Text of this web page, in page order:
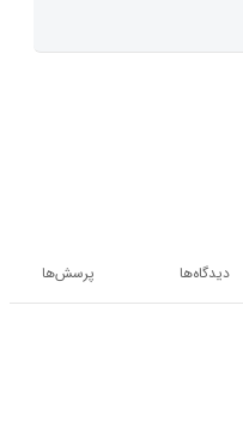
دیدگاه‌ها پرسش‌ها